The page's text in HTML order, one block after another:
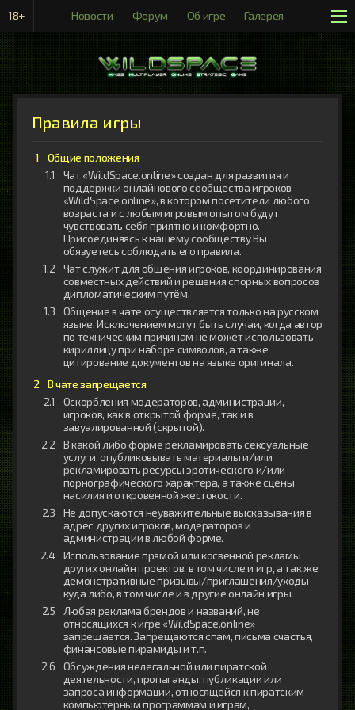
18+ Новости Форум Об игре Галерея
Правила игры
Общие положения
Чат «WildSpace.online» создан для развития и
поддержки онлайнового сообщества игроков
«WildSpace.online», в котором посетители любого
возраста и с любым игровым опытом будут
чувствовать себя приятно и комфортно.
Присоединяясь к нашему сообществу Вы
обязуетесь соблюдать его правила.
Чат служит для общения игроков, координирования
совместных действий и решения спорных вопросов
дипломатическим путём.
Общение в чате осуществляется только на русском
языке. Исключением могут быть случаи, когда автор
по техническим причинам не может использовать
кириллицу при наборе символов, а также
цитирование документов на языке оригинала.
В чате запрещается
Оскорбления модераторов, администрации,
игроков, как в открытой форме, так и в
завуалированной (скрытой).
В какой либо форме рекламировать сексуальные
услуги, опубликовывать материалы и/или
рекламировать ресурсы эротического и/или
порнографического характера, а также сцены
насилия и откровенной жестокости.
Не допускаются неуважительные высказывания в
адрес других игроков, модераторов и
администрации в любой форме.
Использование прямой или косвенной рекламы
других онлайн проектов, в том числе и игр, а так же
демонстративные призывы/приглашения/уходы
куда либо, в том числе и в другие онлайн игры.
Любая реклама брендов и названий, не
относящихся к игре «WildSpace.online»
запрещается. Запрещаются спам, письма счастья,
финансовые пирамиды и т.п.
Обсуждения нелегальной или пиратской
деятельности, пропаганды, публикации или
запроса информации, относящейся к пиратским
компьютерным программам и играм,